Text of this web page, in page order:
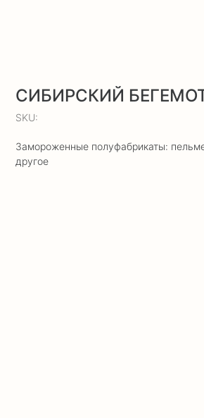
СИБИРСКИЙ
SKU:
Замороженные полуфабрикаты:
другое